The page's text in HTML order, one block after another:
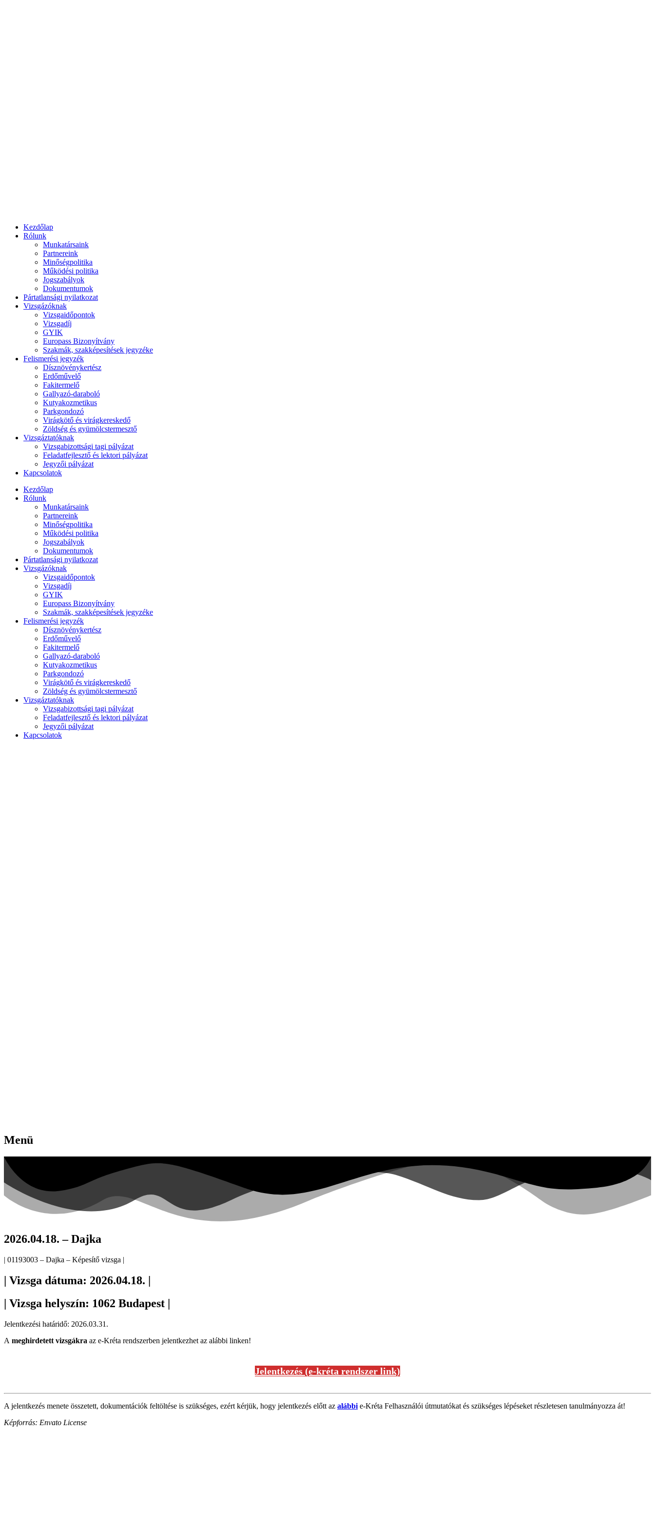
Kezdőlap
Rólunk
Munkatársaink
Partnereink
Minőségpolitika
Működési politika
Jogszabályok
Dokumentumok
Pártatlansági nyilatkozat
Vizsgázóknak
Vizsgaidőpontok
Vizsgadíj
GYIK
Europass Bizonyítvány
Szakmák, szakképesítések jegyzéke
Felismerési jegyzék
Dísznövénykertész
Erdőművelő
Fakitermelő
Gallyazó-daraboló
Kutyakozmetikus
Parkgondozó
Virágkötő és virágkereskedő
Zöldség és gyümölcstermesztő
Vizsgáztatóknak
Vizsgabizottsági tagi pályázat
Feladatfejlesztő és lektori pályázat
Jegyzői pályázat
Kapcsolatok
Kezdőlap
Rólunk
Munkatársaink
Partnereink
Minőségpolitika
Működési politika
Jogszabályok
Dokumentumok
Pártatlansági nyilatkozat
Vizsgázóknak
Vizsgaidőpontok
Vizsgadíj
GYIK
Europass Bizonyítvány
Szakmák, szakképesítések jegyzéke
Felismerési jegyzék
Dísznövénykertész
Erdőművelő
Fakitermelő
Gallyazó-daraboló
Kutyakozmetikus
Parkgondozó
Virágkötő és virágkereskedő
Zöldség és gyümölcstermesztő
Vizsgáztatóknak
Vizsgabizottsági tagi pályázat
Feladatfejlesztő és lektori pályázat
Jegyzői pályázat
Kapcsolatok
Menü
2026.04.18. – Dajka
| 01193003 – Dajka – Képesítő vizsga |
| Vizsga dátuma: 2026.04.18. |
| Vizsga helyszín: 1062 Budapest |
Jelentkezési határidő: 2026.03.31.
A meghirdetett vizsgákra az e-Kréta rendszerben jelentkezhet az alábbi linken!
Jelentkezés (e-kréta rendszer link)
A jelentkezés menete összetett, dokumentációk feltöltése is szükséges, ezért kérjük, hogy jelentkezés előtt az alábbi e-Kréta Felhasználói útmutatókat és szükséges lépéseket részletesen tanulmányozza át!
Képforrás: Envato License